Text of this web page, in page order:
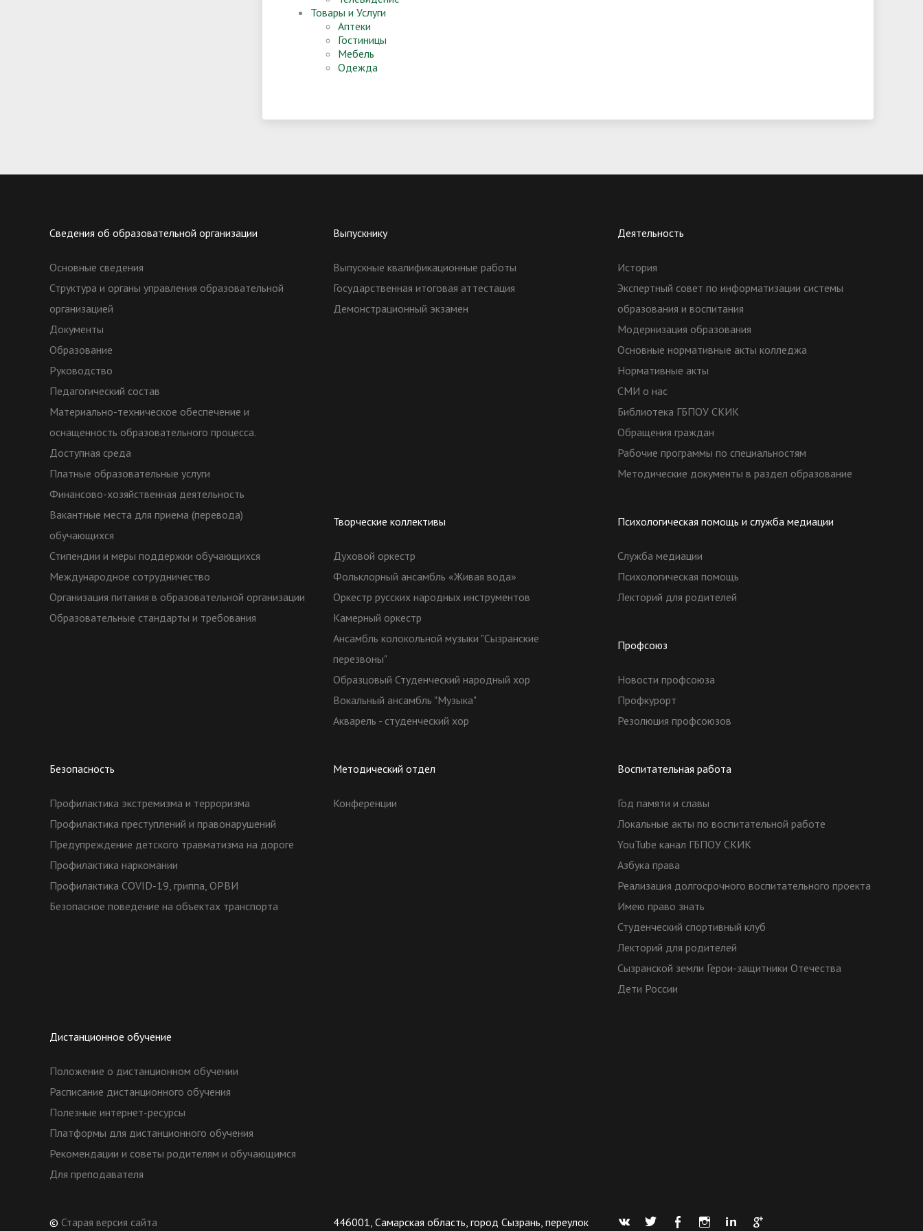
Товары и Услуги
Аптеки
Гостиницы
Мебель
Одежда
Сведения об образовательной организации
Основные сведения
Структура и органы управления образовательной
организацией
Документы
Образование
Руководство
Педагогический состав
Материально-техническое обеспечение и
оснащенность образовательного процесса.
Доступная среда
Платные образовательные услуги
Финансово-хозяйственная деятельность
Вакантные места для приема (перевода)
обучающихся
Стипендии и меры поддержки обучающихся
Международное сотрудничество
Организация питания в образовательной организации
Образовательные стандарты и требования
Выпускнику
Выпускные квалификационные работы
Государственная итоговая аттестация
Демонстрационный экзамен
Деятельность
История
Экспертный совет по информатизации системы
образования и воспитания
Модернизация образования
Основные нормативные акты колледжа
Нормативные акты
СМИ о нас
Библиотека ГБПОУ СКИК
Обращения граждан
Рабочие программы по специальностям
Методические документы в раздел образование
Творческие коллективы
Духовой оркестр
Фольклорный ансамбль «Живая вода»
Оркестр русских народных инструментов
Камерный оркестр
Ансамбль колокольной музыки "Сызранские
перезвоны"
Образцовый Студенческий народный хор
Вокальный ансамбль "Музыка"
Акварель - студенческий хор
Психологическая помощь и служба медиации
Служба медиации
Психологическая помощь
Лекторий для родителей
Профсоюз
Новости профсоюза
Профкурорт
Резолюция профсоюзов
Безопасность
Профилактика экстремизма и терроризма
Профилактика преступлений и правонарушений
Предупреждение детского травматизма на дороге
Профилактика наркомании
Профилактика COVID-19, гриппа, ОРВИ
Безопасное поведение на объектах транспорта
Методический отдел
Конференции
Воспитательная работа
Год памяти и славы
Локальные акты по воспитательной работе
YouTube канал ГБПОУ СКИК
Азбука права
Реализация долгосрочного воспитательного проекта
Имею право знать
Студенческий спортивный клуб
Лекторий для родителей
Сызранской земли Герои-защитники Отечества
Дети России
Дистанционное обучение
Положение о дистанционном обучении
Расписание дистанционного обучения
Полезные интернет-ресурсы
Платформы для дистанционного обучения
Рекомендации и советы родителям и обучающимся
Для преподавателя
© Старая версия сайта 446001, Самарская область, город Сызрань, переулок